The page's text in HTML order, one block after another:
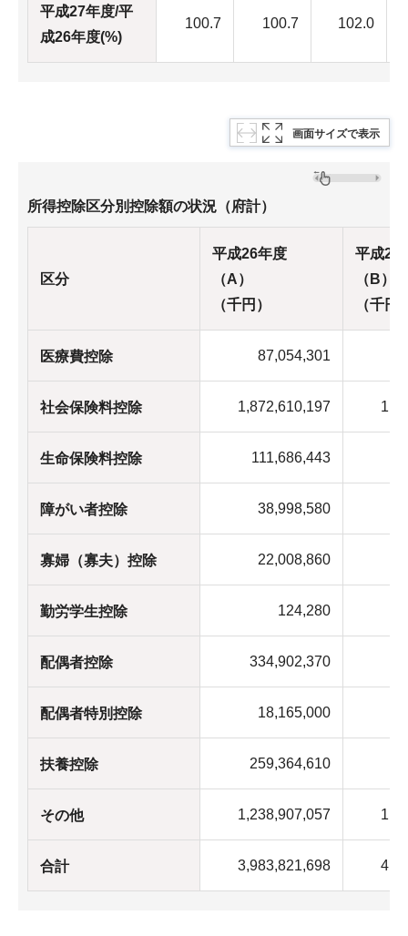
平成27年度/平
成26年度(%)
100.7 100.7 102.0
画面サイズで表示
所得控除区分別控除額の状況（府計）
区分
平成26年度
（A）
（千円）
平成27
（B）
（千円
医療費控除 87,054,301
社会保険料控除 1,872,610,197
生命保険料控除 111,686,443
障がい者控除 38,998,580
寡婦（寡夫）控除 22,008,860
勤労学生控除 124,280
配偶者控除 334,902,370
配偶者特別控除 18,165,000
扶養控除 259,364,610
その他 1,238,907,057
合計 3,983,821,698